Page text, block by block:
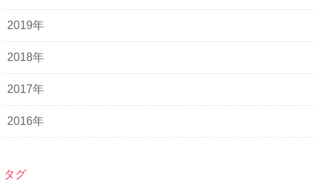
2019年
2018年
2017年
2016年
タグ